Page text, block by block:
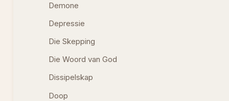
Demone
Depressie
Die Skepping
Die Woord van God
Dissipelskap
Doop